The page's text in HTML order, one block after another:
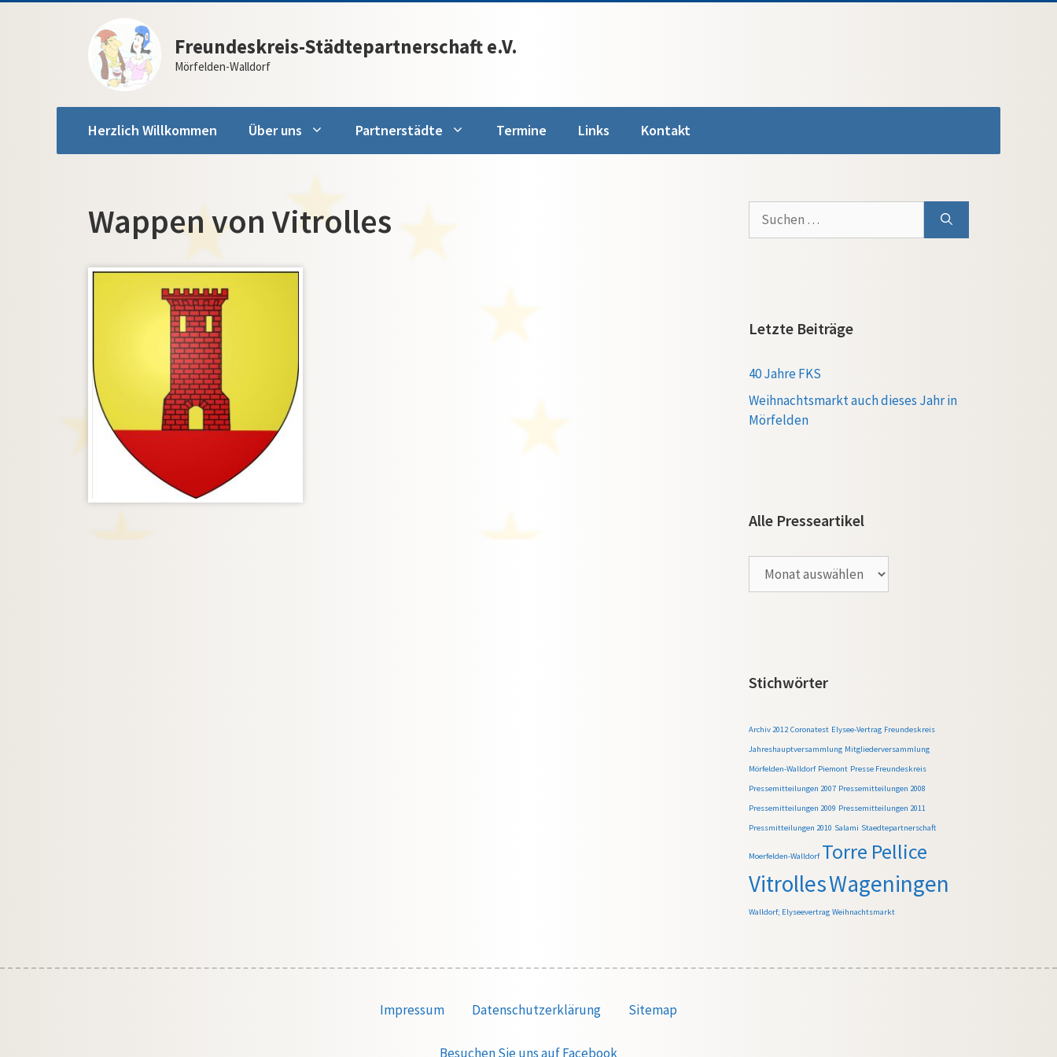
Freundeskreis-Städtepartnerschaft e.V.
Mörfelden-Walldorf
Herzlich Willkommen Über uns Partnerstädte Termine Links Kontakt
Wappen von Vitrolles
Suchen
nach:
Letzte Beiträge
40 Jahre FKS
Weihnachtsmarkt auch dieses Jahr in
Mörfelden
Alle Presseartikel
Presseartikel
Stichwörter
Archiv 2012 Coronatest Elysee-Vertrag Freundeskreis
Jahreshauptversammlung Mitgliederversammlung
Mörfelden-Walldorf Piemont Presse Freundeskreis
Pressemitteilungen 2007 Pressemitteilungen 2008
Pressemitteilungen 2009 Pressemitteilungen 2011
Pressmitteilungen 2010 Salami Staedtepartnerschaft
Moerfelden-Walldorf Torre Pellice
VitrollesWageningen
Walldorf; Elyseevertrag Weihnachtsmarkt
Impressum Datenschutzerklärung Sitemap
Besuchen Sie uns auf Facebook